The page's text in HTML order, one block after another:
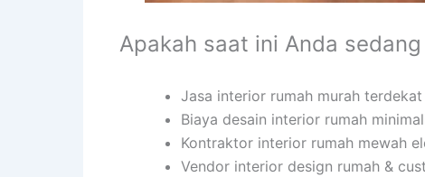
Apakah saat ini Anda
Jasa interior rumah murah terdekat
Biaya desain interior rumah
Kontraktor interior rumah mewah
Vendor interior design rumah &